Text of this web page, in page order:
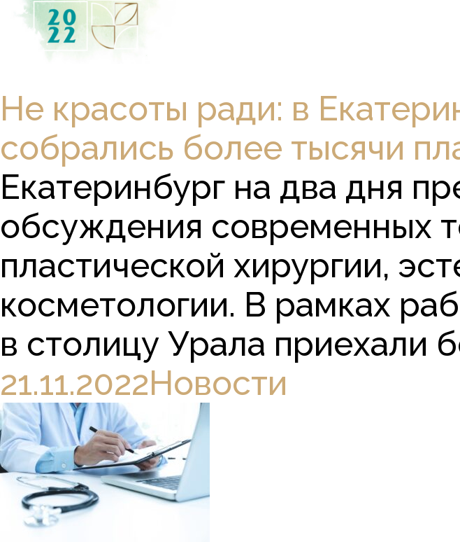
Не красоты ради: в
собрались более тысячи
Екатеринбург на два дня
обсуждения современных
пластической хирургии,
косметологии. В рамках
в столицу Урала приехали
21.11.2022Новости